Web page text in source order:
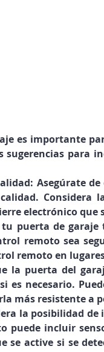
es importante
para
Asegúrate
Considera
electrónico
puerta de
remoto sea
remoto en
la puerta del
es necesario.
más resistente a
la posibilidad
puede incluir
se active si se